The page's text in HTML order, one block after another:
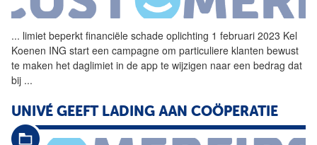
... limiet beperkt financiële schade oplichting 1 februari 2023 Kel
Koenen ING start een campagne om particuliere klanten bewust
te maken het daglimiet in de app te wijzigen naar een bedrag dat
bij ...
UNIVÉ GEEFT LADING AAN COÖPERATIE